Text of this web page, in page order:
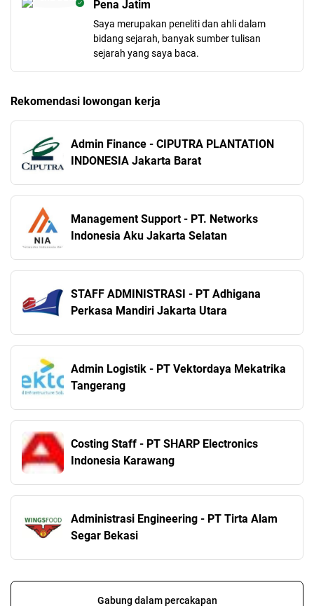
Pena Jatim
Saya merupakan peneliti dan ahli dalam
bidang sejarah, banyak sumber tulisan
sejarah yang saya baca.
Rekomendasi lowongan kerja
Admin Finance - CIPUTRA PLANTATION
INDONESIA Jakarta Barat
Management Support - PT. Networks
Indonesia Aku Jakarta Selatan
STAFF ADMINISTRASI - PT Adhigana
Perkasa Mandiri Jakarta Utara
Admin Logistik - PT Vektordaya Mekatrika
Tangerang
Costing Staff - PT SHARP Electronics
Indonesia Karawang
Administrasi Engineering - PT Tirta Alam
Segar Bekasi
Gabung dalam percakapan